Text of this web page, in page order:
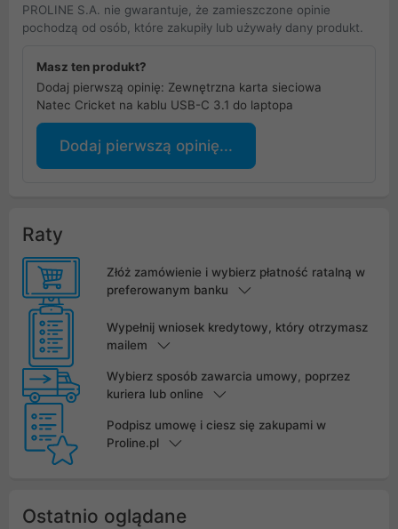
PROLINE S.A. nie gwarantuje, że zamieszczone opinie
pochodzą od osób, które zakupiły lub używały dany produkt.
Masz ten produkt?
Dodaj pierwszą opinię: Zewnętrzna karta sieciowa
Natec Cricket na kablu USB-C 3.1 do laptopa
Dodaj pierwszą opinię...
Raty
Złóż zamówienie i wybierz płatność ratalną w
preferowanym banku
Wypełnij wniosek kredytowy, który otrzymasz
mailem
Wybierz sposób zawarcia umowy, poprzez
kuriera lub online
Podpisz umowę i ciesz się zakupami w
Proline.pl
Ostatnio oglądane